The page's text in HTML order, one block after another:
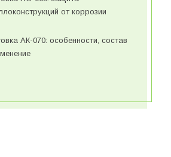
от коррозии
АК-070: особенности, состав